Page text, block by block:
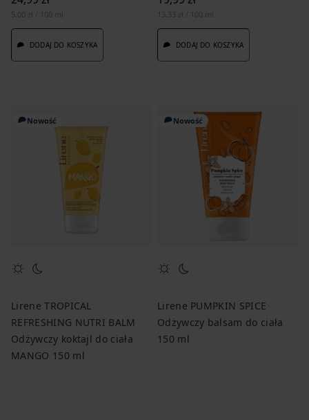
5,00 zł / 100 ml
DODAJ DO KOSZYKA
13,33 zł / 100 ml
DODAJ DO KOSZYKA
Nowość
Lirene TROPICAL
REFRESHING NUTRI BALM
Odżywczy koktajl do ciała
MANGO 150 ml
Nowość
Lirene PUMPKIN SPICE
Odżywczy balsam do ciała
150 ml